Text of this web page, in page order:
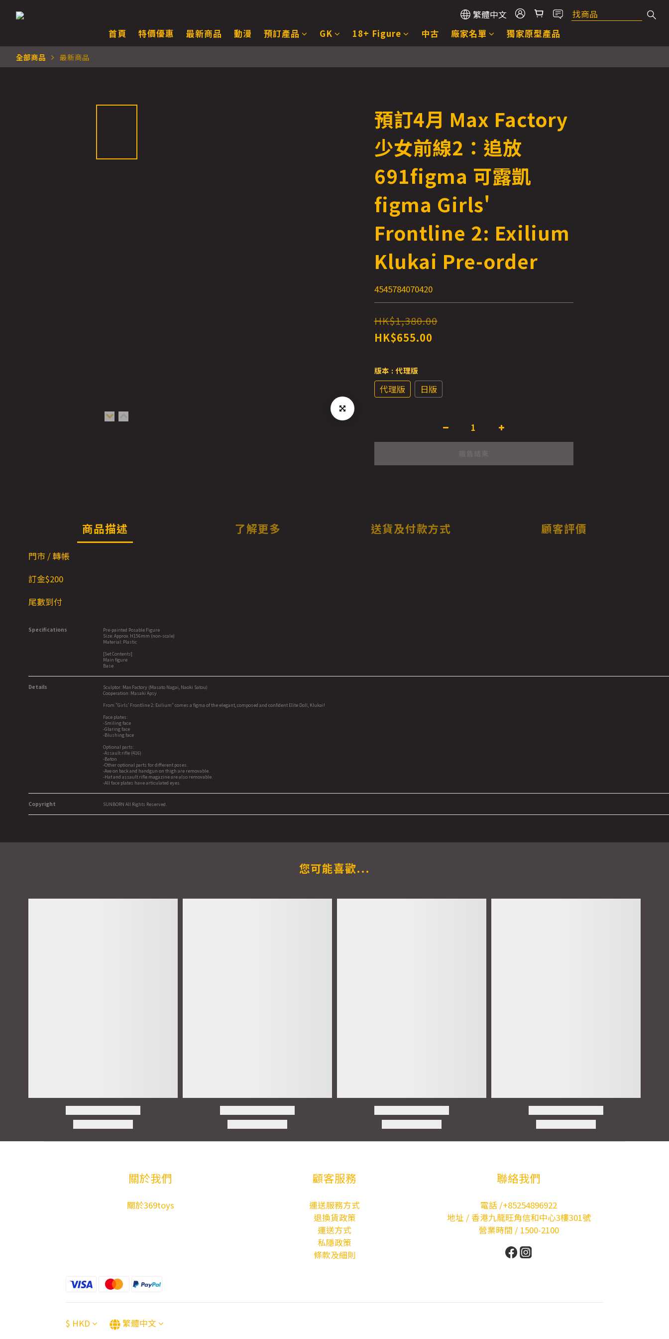
繁體中文
首頁
特價優惠 最新商品 動漫 預訂產品 GK 18+ Figure 中古 廠家名單 獨家原型產品
全部商品 最新商品
預訂4月 Max Factory
少女前線2：追放
691figma 可露凱
figma Girls'
Frontline 2: Exilium
Klukai Pre-order
4545784070420
HK$1,380.00
HK$655.00
版本 : 代理版
代理版 日版
商品描述 了解更多 送貨及付款方式 顧客評價
門市 / 轉帳
訂金$200
尾數到付
Specifications
Pre-painted Posable Figure
Size: Approx. H156mm (non-scale)
Material: Plastic
[Set Contents]
Main figure
Base
Details
Sculptor: Max Factory (Masato Nagai, Naoki Satou)
Cooperation: Masaki Apsy
From "Girls' Frontline 2: Exilium" comes a figma of the elegant, composed and confident Elite Doll, Klukai!
Face plates:
-Smiling face
-Glaring face
-Blushing face
Optional parts:
-Assault rifle (416)
-Baton
-Other optional parts for different poses.
-Axe on back and handgun on thigh are removable.
-Hat and assault rifle magazine are also removable.
-All face plates have articulated eyes.
Copyright SUNBORN All Rights Reserved.
您可能喜歡...
關於我們
關於369toys
顧客服務
運送服務方式
退換貨政策
運送方式
私隱政策
條款及細則
聯絡我們
電話 /+85254896922
地址 / 香港九龍旺角信和中心3樓301號
營業時間 / 1500-2100
$ HKD 繁體中文